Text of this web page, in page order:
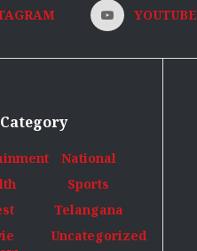
YOUTUBE
National
Sports
Telangana
Uncategorized